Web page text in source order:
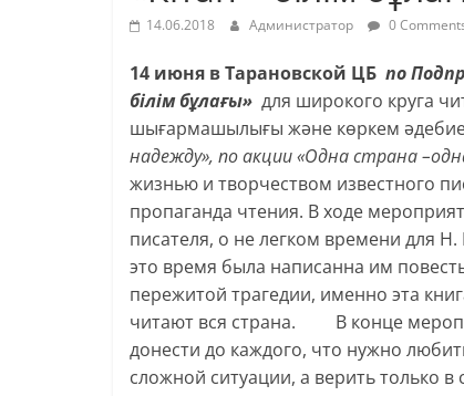
14.06.2018 Администратор 0
14 июня в Тарановской ЦБ по
білім бұлағы» для широкого круга
шығармашылығы және көркем
надежду», по акции «Одна страна
жизнью и творчеством известного
пропаганда чтения. В ходе
писателя, о не легком времени для
это время была написанна им
пережитой трагедии, именно эта
читают вся страна. В конце
донести до каждого, что нужно
сложной ситуации, а верить только